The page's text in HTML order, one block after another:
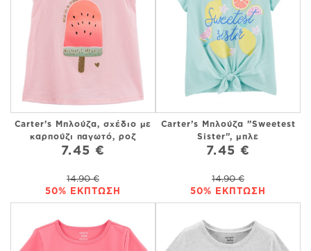
Carter’s Μπλούζα, σχέδιο με
καρπούζι παγωτό, ροζ
7.45 €
14.90 €
50% ΕΚΠΤΩΣΗ
Carter’s Μπλούζα ”Sweetest
Sister”, μπλε
7.45 €
14.90 €
50% ΕΚΠΤΩΣΗ